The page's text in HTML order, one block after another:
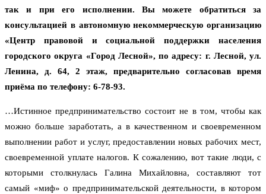
так и при его исполнении. Вы можете обратиться за
консультацией в автономную некоммерческую организацию
«Центр правовой и социальной поддержки населения
городского округа «Город Лесной», по адресу: г. Лесной, ул.
Ленина, д. 64, 2 этаж, предварительно согласовав время
приёма по телефону: 6-78-93.
…Истинное предпринимательство состоит не в том, чтобы как
можно больше заработать, а в качественном и своевременном
выполнении работ и услуг, предоставлении новых рабочих мест,
своевременной уплате налогов. К сожалению, вот такие люди, с
которыми столкнулась Галина Михайловна, составляют тот
самый «миф» о предпринимательской деятельности, в котором